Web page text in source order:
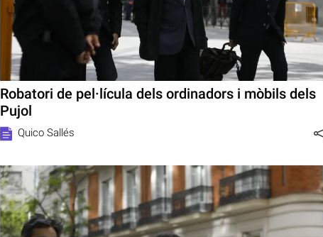
Robatori de pel·lícula dels ordinadors i mòbils dels
Pujol
Quico Sallés